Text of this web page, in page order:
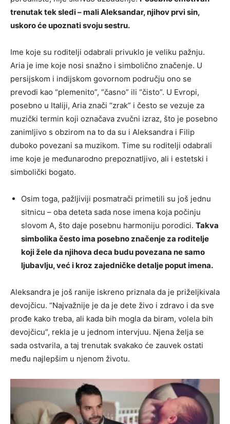
trenutak tek sledi – mali Aleksandar, njihov prvi sin,
uskoro će upoznati svoju sestru.
Ime koje su roditelji odabrali privuklo je veliku pažnju.
Aria je ime koje nosi snažno i simbolično značenje. U
persijskom i indijskom govornom području ono se
prevodi kao “plemenito”, “časno” ili “čisto”. U Evropi,
posebno u Italiji, Aria znači “zrak” i često se vezuje za
muzički termin koji označava zvučni izraz, što je posebno
zanimljivo s obzirom na to da su i Aleksandra i Filip
duboko povezani sa muzikom. Time su roditelji odabrali
ime koje je međunarodno prepoznatljivo, ali i estetski i
simbolički bogato.
Osim toga, pažljiviji posmatrači primetili su još jednu
sitnicu – oba deteta sada nose imena koja počinju
slovom A, što daje posebnu harmoniju porodici. Takva
simbolika često ima posebno značenje za roditelje
koji žele da njihova deca budu povezana ne samo
ljubavlju, već i kroz zajedničke detalje poput imena.
Aleksandra je još ranije iskreno priznala da je priželjkivala
devojčicu. “Najvažnije je da je dete živo i zdravo i da sve
prođe kako treba, ali kada bih mogla da biram, volela bih
devojčicu”, rekla je u jednom intervjuu. Njena želja se
sada ostvarila, a taj trenutak svakako će zauvek ostati
među najlepšim u njenom životu.